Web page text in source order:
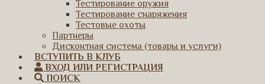
Тестирование оружия
Тестирование снаряжения
Тестовые охоты
Партнеры
Дисконтная система (товары и услуги)
ВСТУПИТЬ В КЛУБ
ВХОД ИЛИ РЕГИСТРАЦИЯ
ПОИСК